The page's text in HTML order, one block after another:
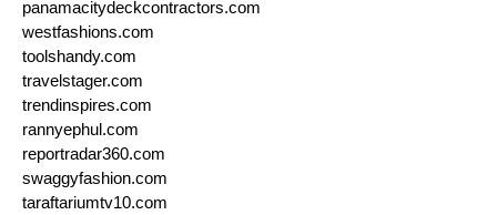
panamacitydeckcontractors.com
westfashions.com
toolshandy.com
travelstager.com
trendinspires.com
rannyephul.com
reportradar360.com
swaggyfashion.com
taraftariumtv10.com